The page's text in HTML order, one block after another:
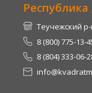
Теучежский
8 (800) 775-13-
8 (804) 333-06-